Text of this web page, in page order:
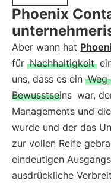
Phoenix
Aber wann hat
für Nachhaltigkeit
uns, dass es ein
Bewusstseins war,
Managements und
wurde und der das
zur vollen Reife
eindeutigen
ausdrückliche